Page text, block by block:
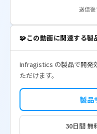
送信後
🧩この動画に関連する製
Infragistics の製品で開発
ただけます。
製品
30日間 無